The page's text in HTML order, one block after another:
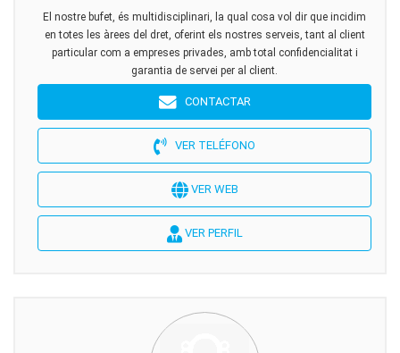
El nostre bufet, és multidisciplinari, la qual cosa vol dir que incidim
en totes les àrees del dret, oferint els nostres serveis, tant al client
particular com a empreses privades, amb total confidencialitat i
garantia de servei per al client.
CONTACTAR
VER TELÉFONO
VER WEB
VER PERFIL